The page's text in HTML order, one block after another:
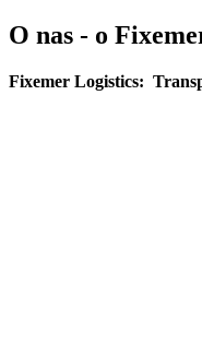
O nas - o
Fixemer Logistics: